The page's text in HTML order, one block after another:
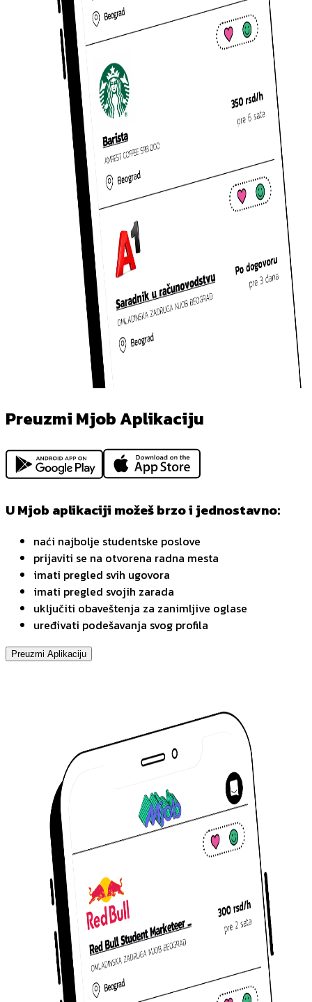
Preuzmi Mjob Aplikaciju
U Mjob aplikaciji možeš brzo i jednostavno:
naći najbolje studentske poslove
prijaviti se na otvorena radna mesta
imati pregled svih ugovora
imati pregled svojih zarada
uključiti obaveštenja za zanimljive oglase
uređivati podešavanja svog profila
Preuzmi Aplikaciju